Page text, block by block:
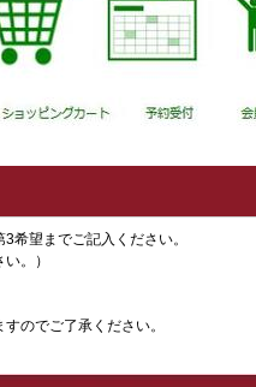
希望までご記入ください。
。）
のでご了承ください。